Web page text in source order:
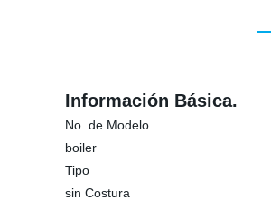
Información Básica.
No. de Modelo.
boiler
Tipo
sin Costura